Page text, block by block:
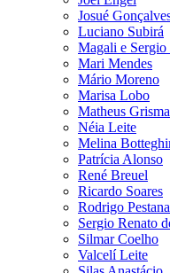
Josué
Luciano Subirá
Magali e
Mari Mendes
Mário Moreno
Marisa Lobo
Matheus
Néia Leite
Melina
Patrícia Alonso
René Breuel
Ricardo Soares
Rodrigo Pestana
Sergio Renato
Silmar Coelho
Valcelí Leite